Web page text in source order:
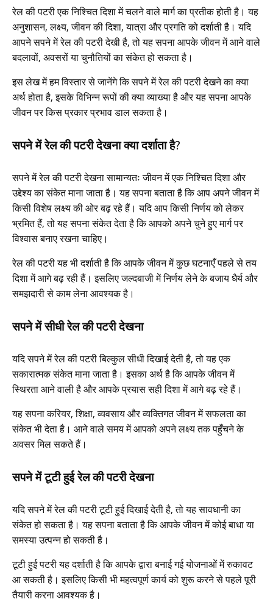
रेल की पटरी एक निश्चित दिशा में चलने वाले मार्ग का प्रतीक होती है। यह
अनुशासन, लक्ष्य, जीवन की दिशा, यात्रा और प्रगति को दर्शाती है। यदि
आपने सपने में रेल की पटरी देखी है, तो यह सपना आपके जीवन में आने वाले
बदलावों, अवसरों या चुनौतियों का संकेत हो सकता है।
इस लेख में हम विस्तार से जानेंगे कि सपने में रेल की पटरी देखने का क्या
अर्थ होता है, इसके विभिन्न रूपों की क्या व्याख्या है और यह सपना आपके
जीवन पर किस प्रकार प्रभाव डाल सकता है।
सपने में रेल की पटरी देखना क्या दर्शाता है?
सपने में रेल की पटरी देखना सामान्यतः जीवन में एक निश्चित दिशा और
उद्देश्य का संकेत माना जाता है। यह सपना बताता है कि आप अपने जीवन में
किसी विशेष लक्ष्य की ओर बढ़ रहे हैं। यदि आप किसी निर्णय को लेकर
भ्रमित हैं, तो यह सपना संकेत देता है कि आपको अपने चुने हुए मार्ग पर
विश्वास बनाए रखना चाहिए।
रेल की पटरी यह भी दर्शाती है कि आपके जीवन में कुछ घटनाएँ पहले से तय
दिशा में आगे बढ़ रही हैं। इसलिए जल्दबाजी में निर्णय लेने के बजाय धैर्य और
समझदारी से काम लेना आवश्यक है।
सपने में सीधी रेल की पटरी देखना
यदि सपने में रेल की पटरी बिल्कुल सीधी दिखाई देती है, तो यह एक
सकारात्मक संकेत माना जाता है। इसका अर्थ है कि आपके जीवन में
स्थिरता आने वाली है और आपके प्रयास सही दिशा में आगे बढ़ रहे हैं।
यह सपना करियर, शिक्षा, व्यवसाय और व्यक्तिगत जीवन में सफलता का
संकेत भी देता है। आने वाले समय में आपको अपने लक्ष्य तक पहुँचने के
अवसर मिल सकते हैं।
सपने में टूटी हुई रेल की पटरी देखना
यदि सपने में रेल की पटरी टूटी हुई दिखाई देती है, तो यह सावधानी का
संकेत हो सकता है। यह सपना बताता है कि आपके जीवन में कोई बाधा या
समस्या उत्पन्न हो सकती है।
टूटी हुई पटरी यह दर्शाती है कि आपके द्वारा बनाई गई योजनाओं में रुकावट
आ सकती है। इसलिए किसी भी महत्वपूर्ण कार्य को शुरू करने से पहले पूरी
तैयारी करना आवश्यक है।